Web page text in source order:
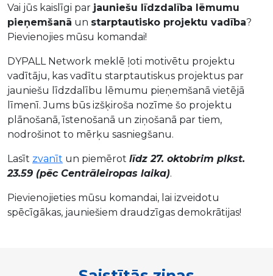
Vai jūs kaislīgi par jauniešu līdzdalība lēmumu
pieņemšanā un starptautisko projektu vadība?
Pievienojies mūsu komandai!
DYPALL Network meklē ļoti motivētu projektu
vadītāju, kas vadītu starptautiskus projektus par
jauniešu līdzdalību lēmumu pieņemšanā vietējā
līmenī. Jums būs izšķiroša nozīme šo projektu
plānošanā, īstenošanā un ziņošanā par tiem,
nodrošinot to mērķu sasniegšanu.
Lasīt zvanīt un piemērot līdz 27. oktobrim plkst.
23.59 (pēc Centrāleiropas laika).
Pievienojieties mūsu komandai, lai izveidotu
spēcīgākas, jauniešiem draudzīgas demokrātijas!